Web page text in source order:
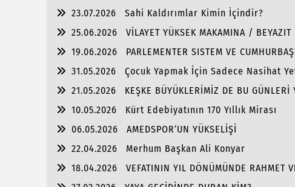
23.07.2026
Sahi Kaldırımlar Kimin İçindir?
25.06.2026
VİLAYET YÜKSEK MAKAMINA / BEYAZIT
19.06.2026
PARLEMENTER SISTEM VE
31.05.2026
Çocuk Yapmak İçin Sadece Nasihat
21.05.2026
KEŞKE BÜYÜKLERİMİZ DE BU GÜNLERİ
10.05.2026
Kürt Edebiyatının 170 Yıllık Mirası
06.05.2026
AMEDSPOR’UN YÜKSELİŞİ
22.04.2026
Merhum Başkan Ali Konyar
18.04.2026
VEFATININ YIL DÖNÜMÜNDE RAHMET